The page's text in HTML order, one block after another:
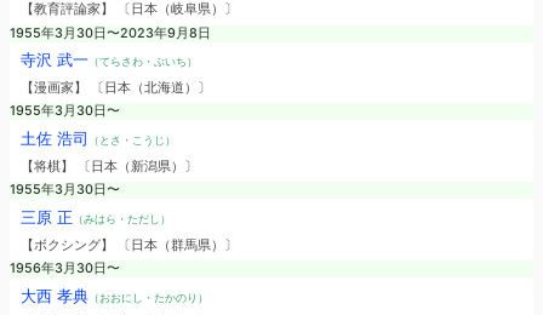
【教育評論家】 〔日本（岐阜県）〕
1955年3月30日〜2023年9月8日
寺沢 武一（てらさわ・ぶいち）
【漫画家】 〔日本（北海道）〕
1955年3月30日〜
土佐 浩司 （とさ・こうじ）
【将棋】 〔日本（新潟県）〕
1955年3月30日〜
三原 正 （みはら・ただし）
【ボクシング】 〔日本（群馬県）〕
1956年3月30日〜
大西 孝典（おおにし・たかのり）